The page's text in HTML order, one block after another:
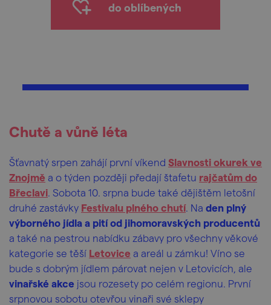
do oblíbených
Chutě a vůně léta
Šťavnatý srpen zahájí první víkend Slavnosti okurek ve
Znojmě a o týden později předají štafetu rajčatům do
Břeclavi. Sobota 10. srpna bude také dějištěm letošní
druhé zastávky Festivalu plného chutí. Na den plný
výborného jídla a pití od jihomoravských producentů
a také na pestrou nabídku zábavy pro všechny věkové
kategorie se těší Letovice a areál u zámku! Víno se
bude s dobrým jídlem párovat nejen v Letovicích, ale
vinařské akce jsou rozesety po celém regionu. První
srpnovou sobotu otevřou vinaři své sklepy